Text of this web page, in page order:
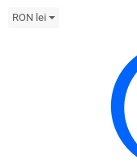
RON lei